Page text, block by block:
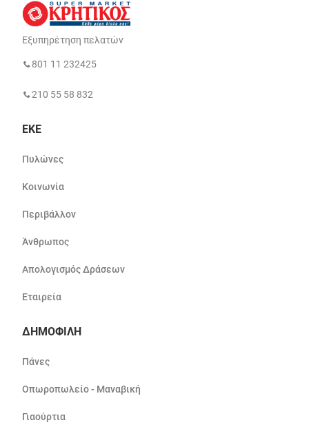
Εξυπηρέτηση πελατών
801 11 232425
210 55 58 832
ΕΚΕ
Πυλώνες
Κοινωνία
Περιβάλλον
Άνθρωπος
Απολογισμός Δράσεων
Εταιρεία
ΔΗΜΟΦΙΛΗ
Πάνες
Οπωροπωλείο - Μαναβική
Γιαούρτια